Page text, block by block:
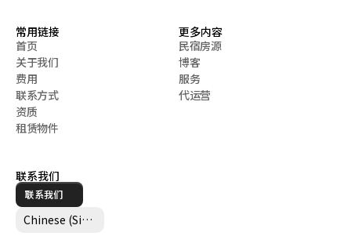
常用链接
首页
首页
关于我们
关于我们
费用
费用
联系方式
联系方式
资质
资质
租赁物件
更多内容
民宿房源
民宿房源
博客
博客
服务
服务
代运营
联系我们
联系我们
Select LanguageChinese (Simplified)